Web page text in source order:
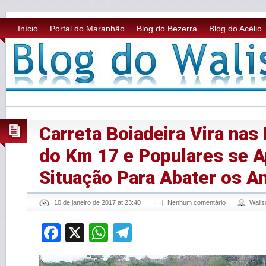
Início Portal do Maranhão Blog do Bezerra Blog do Acélio
Carreta Boiadeira Vira nas
do Km 17 e Populares se
Situação Para Abater os
10 de janeiro de 2017 at 23:40 Nenhum comentário
Facebook
X WhatsApp